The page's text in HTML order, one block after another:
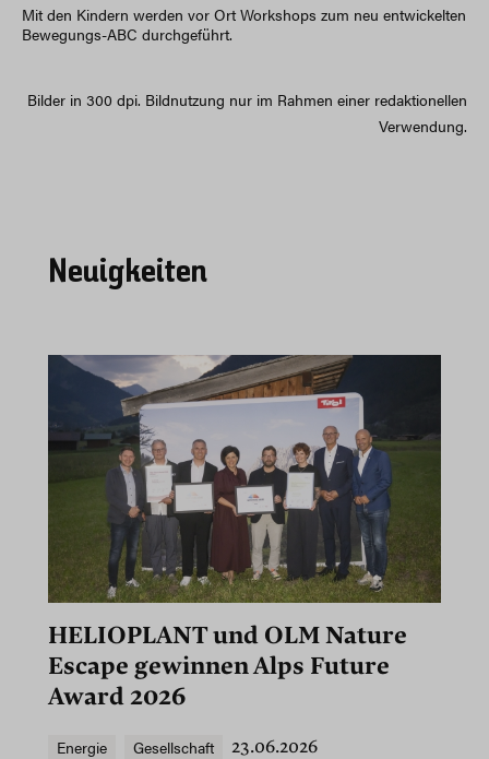
Mit den Kindern werden vor Ort Workshops zum neu entwickelten
Bewegungs-ABC durchgeführt.
Bilder in 300 dpi. Bildnutzung nur im Rahmen einer redaktionellen
Verwendung.
Neuigkeiten
HELIOPLANT und OLM Nature
Escape gewinnen Alps Future
Award 2026
Energie Gesellschaft
23.06.2026